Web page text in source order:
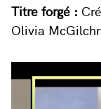
Titre forgé :
Olivia